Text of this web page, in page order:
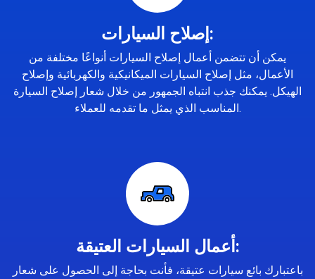
إصلاح السيارات:
يمكن أن تتضمن أعمال إصلاح السيارات أنواعًا مختلفة من
الأعمال، مثل إصلاح السيارات الميكانيكية والكهربائية وإصلاح
الهيكل. يمكنك جذب انتباه الجمهور من خلال شعار إصلاح السيارة
المناسب الذي يمثل ما تقدمه للعملاء.
أعمال السيارات العتيقة:
باعتبارك بائع سيارات عتيقة، فأنت بحاجة إلى الحصول على شعار